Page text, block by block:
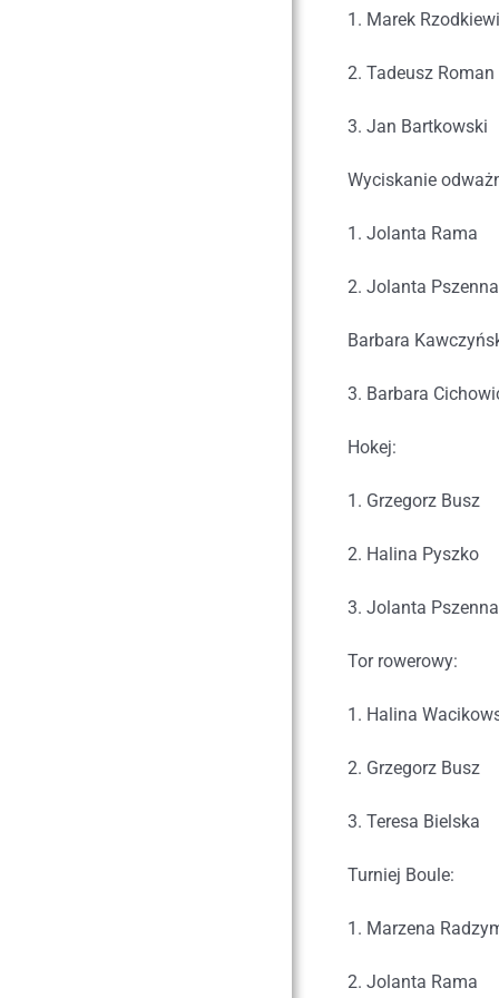
1. Marek
2. Tadeusz Roman
3. Jan Bartkowski
Wyciskanie
1. Jolanta Rama
2. Jolanta Pszenna
Barbara
3. Barbara
Hokej:
1. Grzegorz Busz
2. Halina Pyszko
3. Jolanta Pszenna
Tor rowerowy:
1. Halina
2. Grzegorz Busz
3. Teresa Bielska
Turniej Boule:
1. Marzena
2. Jolanta Rama